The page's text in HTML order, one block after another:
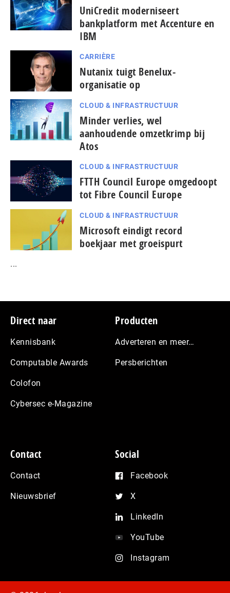
UniCredit moderniseert
bankplatform met Accenture en
IBM
CARRIÈRE
Nutanix tuigt Benelux-
organisatie op
CLOUD & INFRASTRUCTUUR
Minder verlies, wel
aanhoudende omzetkrimp bij
Atos
CLOUD & INFRASTRUCTUUR
FTTH Council Europe omgedoopt
tot Fibre Council Europe
CLOUD & INFRASTRUCTUUR
Microsoft eindigt record
boekjaar met groeispurt
...
Footer
Direct naar
Kennisbank
Computable Awards
Colofon
Cybersec e-Magazine
Producten
Adverteren en meer…
Persberichten
Contact
Contact
Nieuwsbrief
Social
Facebook
X
LinkedIn
YouTube
Instagram